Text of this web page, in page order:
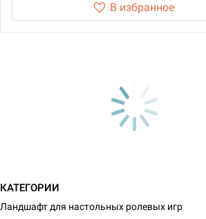
В избранное
КАТЕГОРИИ
Ландшафт для настольных ролевых игр